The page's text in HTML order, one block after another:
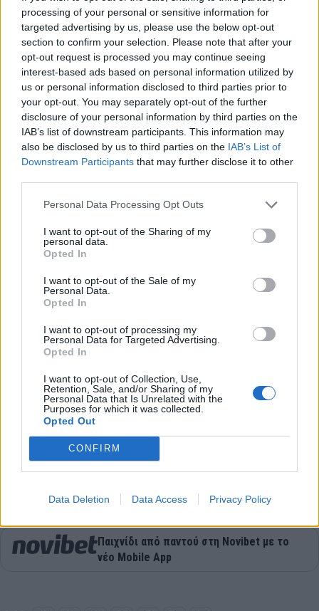
processing of your personal or sensitive information for
targeted advertising by us, please use the below opt-out
section to confirm your selection. Please note that after your
opt-out request is processed you may continue seeing
interest-based ads based on personal information utilized by
us or personal information disclosed to third parties prior to
your opt-out. You may separately opt-out of the further
disclosure of your personal information by third parties on the
IAB’s list of downstream participants. This information may
also be disclosed by us to third parties on the IAB’s List of
Downstream Participants that may further disclose it to other
Personal Data Processing Opt Outs
I want to opt-out of the Sharing of my
personal data.
Opted In
I want to opt-out of the Sale of my
Personal Data.
Opted In
I want to opt-out of processing my
Personal Data for Targeted Advertising.
Opted In
I want to opt-out of Collection, Use,
Retention, Sale, and/or Sharing of my
Personal Data that Is Unrelated with the
Purposes for which it was collected.
Opted Out
CONFIRM
Data Deletion Data Access Privacy Policy
έναν τίτλο, μας έκλεψαν ένα Κύπελλο. Αυτά
συμβαίνουν πολύ συχνά και γίνονται πάντα εις
βάρος του ΠΑΟΚ, γιατί είμαστε από τη
Θεσσαλονίκη.
Η Αθήνα έχει δύναμη, ένα σύστημα τριγύρω της και
καταφέρνει να μετατρέψει το VAR σε εργαλείο που
το χρησιμοποιούν ειδικά σε αγώνες που δεν
υπάρχουν διαιτητές από το εξωτερικό. Όλες όμως
αυτές οι καταστάσεις μάς δυναμώνουν και μας
διευκολύνουν να ξεπεράσουμε τις απογοητεύσεις».
Μιλώντας για το πρόσφατο ντέρμπι της Super
League με τον Άρη, πρόσθεσε: «Οι αγώνες στην
Ελλάδα είναι συναισθηματικά φορτισμένοι. Στον
γεγονός ότι προηγήθηκαν με 1-0 και ανατρέψαμε το
αποτέλεσμα προκάλεσε μεγάλη απογοήτευση
στους οπαδούς.
Μετά άρχισαν να πετούν μπουκάλια κι άλλα
πήρα ένα ποτήρι και έκανα πως το πέταξα προς την
κερκίδα, χωρίς όμως να το πετάξω ουσιαστικά.
Το VAR ειδοποίησε ότι πέταξα κάτι και έτσι
αποβλήθηκα. Είναι ψέματα. Η ατμόσφαιρα είναι
τρελή σε τέτοια ντέρμπι, αλλά το ποδόσφαιρο
Παιχνίδι από παντού στη Novibet με το
νέο Mobile App